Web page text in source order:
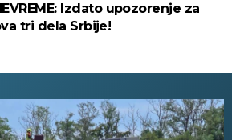
Izdato upozorenje za
tri dela Srbije!